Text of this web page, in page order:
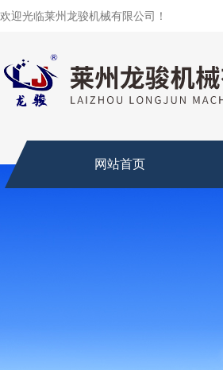
欢迎光临莱州龙骏机械有限公司！
网站首页